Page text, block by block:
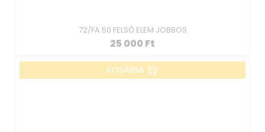
72/FA 50 FELSŐ ELEM JOBBOS
25 000 Ft
KOSÁRBA